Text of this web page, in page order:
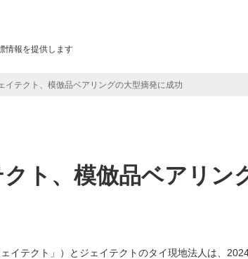
情報を提供します
イテクト、模倣品ベアリングの大型摘発に成功
ト、模倣品ベアリン
イテクト」）とジェイテクトのタイ現地法人は、